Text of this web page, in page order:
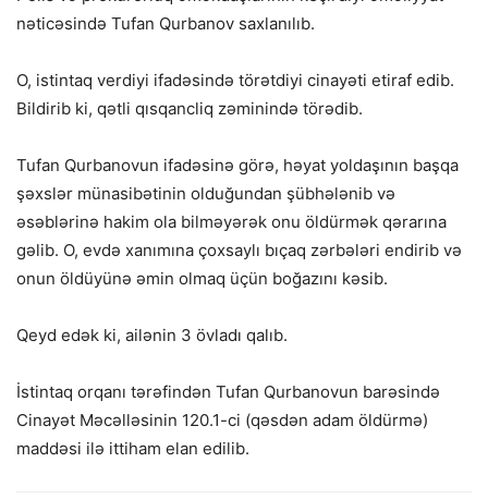
nəticəsində Tufan Qurbanov saxlanılıb.
O, istintaq verdiyi ifadəsində törətdiyi cinayəti etiraf edib.
Bildirib ki, qətli qısqancliq zəminində törədib.
Tufan Qurbanovun ifadəsinə görə, həyat yoldaşının başqa
şəxslər münasibətinin olduğundan şübhələnib və
əsəblərinə hakim ola bilməyərək onu öldürmək qərarına
gəlib. O, evdə xanımına çoxsaylı bıçaq zərbələri endirib və
onun öldüyünə əmin olmaq üçün boğazını kəsib.
Qeyd edək ki, ailənin 3 övladı qalıb.
İstintaq orqanı tərəfindən Tufan Qurbanovun barəsində
Cinayət Məcəlləsinin 120.1-ci (qəsdən adam öldürmə)
maddəsi ilə ittiham elan edilib.